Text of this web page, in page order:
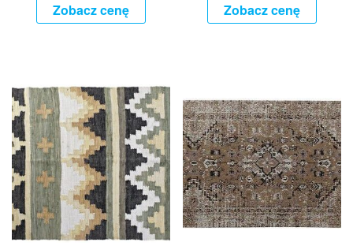
Zobacz cenę Zobacz cenę